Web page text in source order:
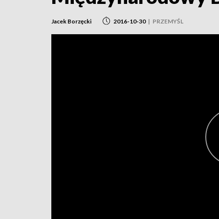
Jacek Borzęcki 2016-10-30 | PRZEMYŚL